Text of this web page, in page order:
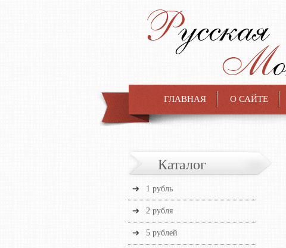
ГЛАВНАЯ О САЙТЕ
Каталог
1 рубль
2 рубля
5 рублей